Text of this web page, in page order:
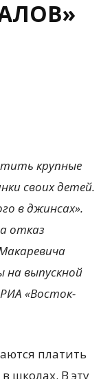
крупные
своих детей.
в джинсах».
отказ
на выпускной
«Восток-
платить
школах. В эту